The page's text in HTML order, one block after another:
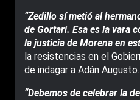
“Zedillo sí metió al
de Gortari. Esa es la vara
la justicia de Morena en
la resistencias en el
de indagar a Adán Augusto.
“Debemos de celebrar la